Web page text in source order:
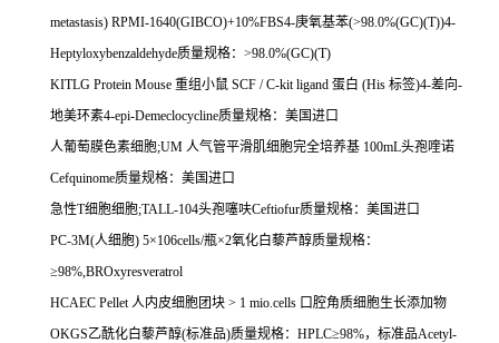
metastasis) RPMI-1640(GIBCO)+10%FBS4-庚氧基苯(>98.0%(GC)(T))4-
Heptyloxybenzaldehyde质量规格： >98.0%(GC)(T)
KITLG Protein Mouse 重组小鼠 SCF / C-kit ligand 蛋白 (His 标签)4-差向-
地美环素4-epi-Demeclocycline质量规格：美国进口
人葡萄膜色素细胞;UM 人气管平滑肌细胞完全培养基 100mL头孢喹诺
Cefquinome质量规格：美国进口
急性T细胞细胞;TALL-104头孢噻呋Ceftiofur质量规格：美国进口
PC-3M(人细胞) 5×106cells/瓶×2氧化白藜芦醇质量规格：
≥98%,BROxyresveratrol
HCAEC Pellet人内皮细胞团块 > 1 mio.cells 口腔角质细胞生长添加物
OKGS乙酰化白藜芦醇(标准品)质量规格： HPLC≥98%，标准品Acetyl-